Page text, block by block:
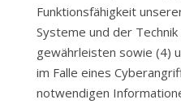
Funktionsfähigkeit
Systeme und der
gewährleisten sowie (4)
im Falle eines
notwendigen